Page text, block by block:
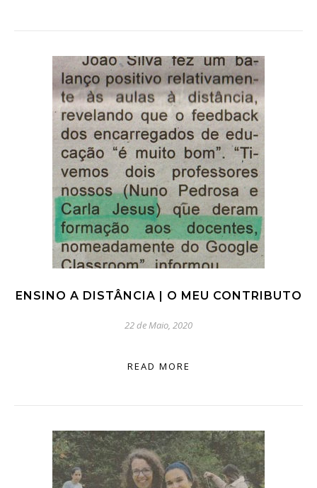
ENSINO A DISTÂNCIA | O MEU CONTRIBUTO
22 de Maio, 2020
READ MORE